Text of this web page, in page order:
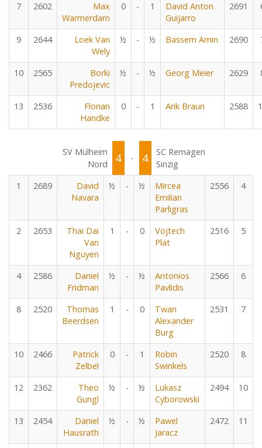
7 2602
Max
Warmerdam
0 - 1
David Anton
Guijarro
2691
9 2644
Loek Van
Wely
½ - ½ Bassem Amin 2690
10 2565
Borki
Predojevic
½ - ½ Georg Meier 2629
13 2536
Florian
Handke
0 - 1 Arik Braun 2588
SV Mülheim
Nord
4 - 4
SC Remagen
Sinzig
1
2689
David
Navara
½ - ½
Mircea
Emilian
Parligras
2556 4
2 2653
Thai Dai
Van
Nguyen
1 - 0
Vojtech
Plat
2516 5
4 2586
Daniel
Fridman
½ - ½
Antonios
Pavlidis
2566 6
8 2520
Thomas
Beerdsen
1 - 0
Twan
Alexander
Burg
2531 7
10 2466
Patrick
Zelbel
0 - 1
Robin
Swinkels
2520 8
12 2362
Theo
Gungl
½ - ½
Lukasz
Cyborowski
2494 10
13 2454
Daniel
Hausrath
½ - ½
Pawel
Jaracz
2472 11